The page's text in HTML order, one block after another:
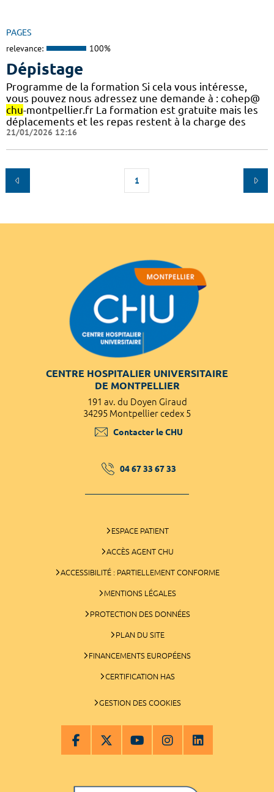
PAGES
relevance: 100%
Dépistage
Programme de la formation Si cela vous intéresse,
vous pouvez nous adressez une demande à : cohep@
chu-montpellier.fr La formation est gratuite mais les
déplacements et les repas restent à la charge des
21/01/2026 12:16
1
CENTRE HOSPITALIER UNIVERSITAIRE
DE MONTPELLIER
191 av. du Doyen Giraud
34295 Montpellier cedex 5
Contacter le CHU
04 67 33 67 33
ESPACE PATIENT
ACCÈS AGENT CHU
ACCESSIBILITÉ : PARTIELLEMENT CONFORME
MENTIONS LÉGALES
PROTECTION DES DONNÉES
PLAN DU SITE
FINANCEMENTS EUROPÉENS
CERTIFICATION HAS
GESTION DES COOKIES